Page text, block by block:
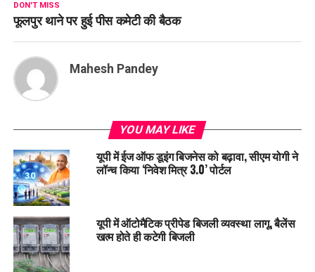
DON'T MISS
फूलपुर थाने पर हुई पीस कमेटी की बैठक
Mahesh Pandey
YOU MAY LIKE
यूपी में ईज ऑफ डूइंग बिजनेस को बढ़ावा, सीएम योगी ने
लॉन्च किया ‘निवेश मित्र 3.0’ पोर्टल
यूपी में ऑटोमैटिक प्रीपेड बिजली व्यवस्था लागू, बैलेंस
खत्म होते ही कटेगी बिजली